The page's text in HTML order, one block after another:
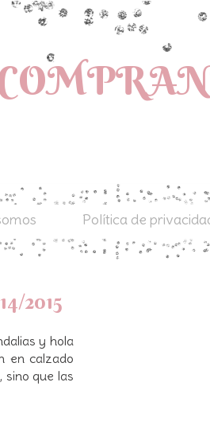
Política de
2015
y hola
en calzado
sino que las